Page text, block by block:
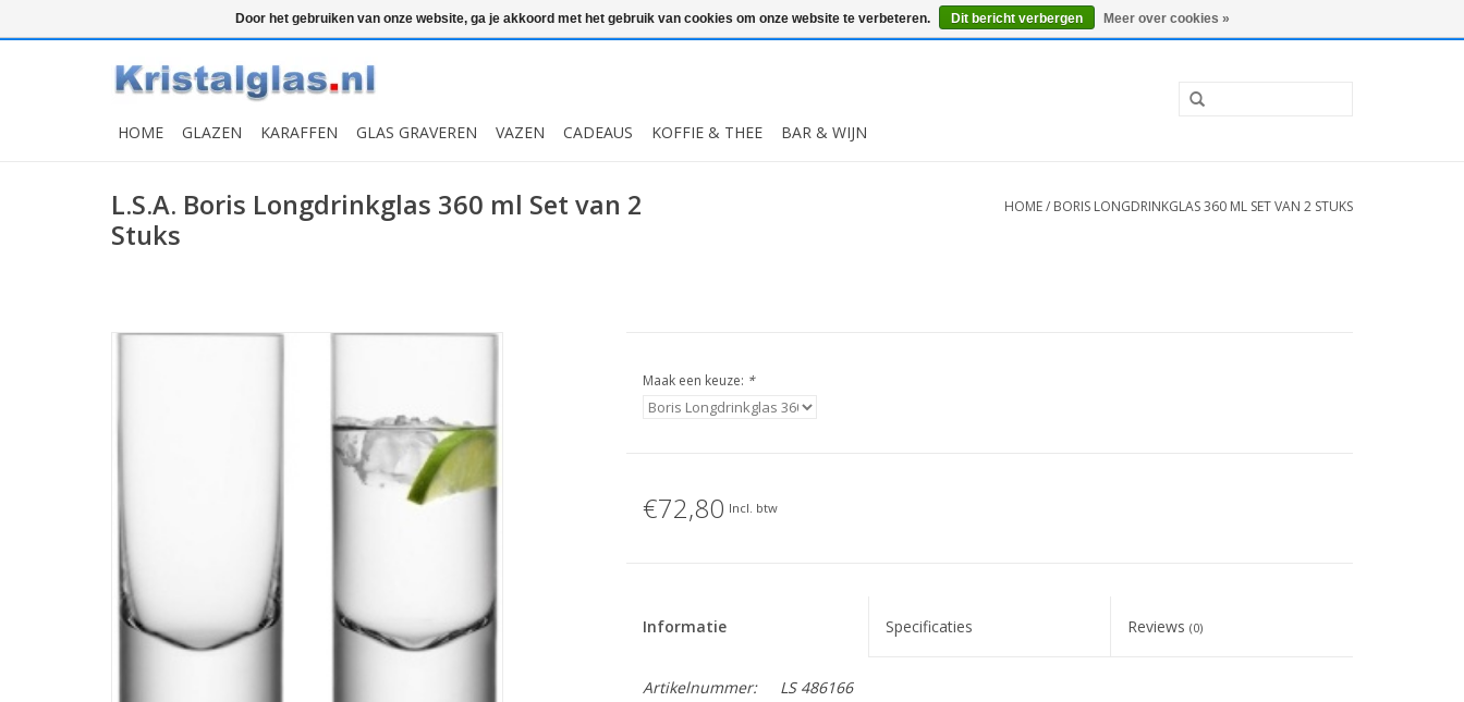
Snelle levering Graveren 0 Artikelen - €0,00 Mijn account / Registreren
HOME GLAZEN KARAFFEN GLAS GRAVEREN VAZEN CADEAUS KOFFIE & THEE BAR & WIJN
L.S.A. Boris Longdrinkglas 360 ml Set van 2
Stuks
HOME/ BORIS LONGDRINKGLAS 360 ML SET VAN 2 STUKS
Maak een keuze: *
€72,80 Incl. btw
Informatie Specificaties Reviews(0)
Artikelnummer:
LS 486166
Door het gebruiken van onze website, ga je akkoord met het gebruik van cookies om onze website te verbeteren. Dit bericht verbergen Meer over cookies »